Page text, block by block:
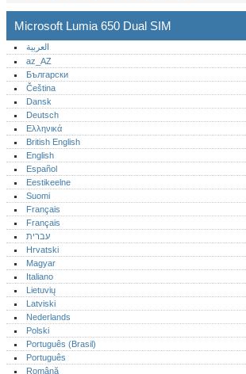
Microsoft Lumia 650 Dual SIM
العربية
az_AZ
Български
Čeština
Dansk
Deutsch
Ελληνικά
British English
English
Español
Eestikeelne
Suomi
Français
Français
עברית
Hrvatski
Magyar
Italiano
Lietuvių
Latviski
Nederlands
Polski
Português (Brasil)
Português‎
Română